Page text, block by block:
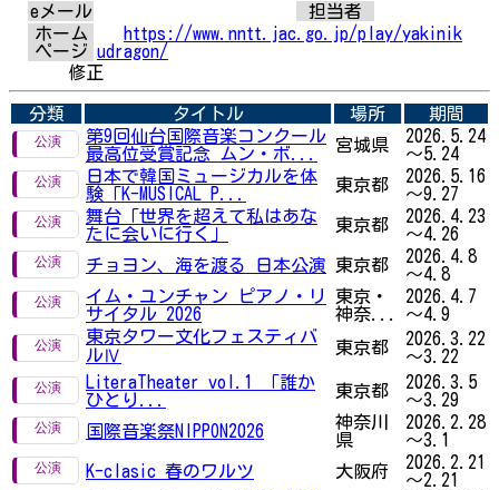
eメール
担当者
ホーム
ページ
https://www.nntt.jac.go.jp/play/yakinik
udragon/
修正
分類 タイトル 場所
期間
第9回仙台国際音楽コンクール
最高位受賞記念 ムン・ボ...
宮城県
2026.5.24
～5.24
日本で韓国ミュージカルを体
験「K-MUSICAL P...
東京都
2026.5.16
～9.27
舞台「世界を超えて私はあな
たに会いに行く」
東京都
2026.4.23
～4.26
チョヨン、海を渡る 日本公演
東京都
2026.4.8
～4.8
イム・ユンチャン ピアノ・リ
サイタル 2026
東京・
神奈...
2026.4.7
～4.9
東京タワー文化フェスティバ
ルⅣ
東京都
2026.3.22
～3.22
LiteraTheater vol.1 「誰か
ひとり...
東京都
2026.3.5
～3.29
国際音楽祭NIPPON2026
神奈川
県
2026.2.28
～3.1
K-clasic 春のワルツ
大阪府
2026.2.21
～2.21